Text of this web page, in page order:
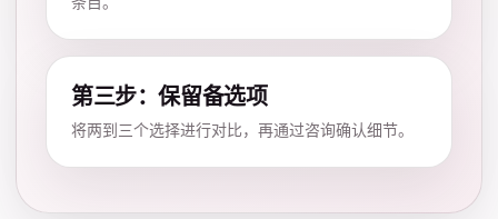
第三步：保留备选项
将两到三个选择进行对比，再通过咨询确认细节。